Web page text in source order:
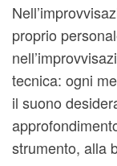
proprio
tecnica: ogni
il suono
strumento, alla